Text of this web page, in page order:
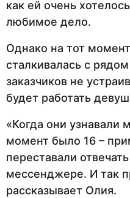
как ей очень
любимое дело.
Однако на тот
сталкивалась с
заказчиков не
будет работать
«Когда они узнавали
момент было 16 –
переставали
мессенджере. И так
рассказывает Олия.